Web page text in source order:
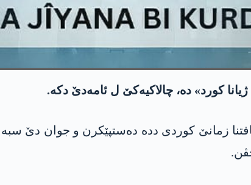
کورد» دە، چالاکیەکێ ل ئامه‌دێ دکە.